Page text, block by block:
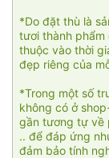
*Do đặt thù là
tươi thành
thuộc vào thời
đẹp riêng của
*Trong một số
không có ở
gần tương tự về
.. để đáp ứng
đảm bảo tính